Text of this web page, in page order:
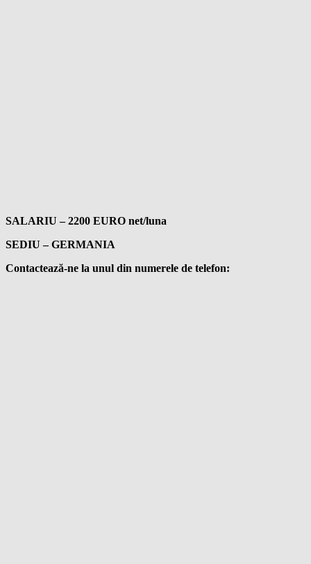
SALARIU – 2200 EURO net/luna
SEDIU – GERMANIA
Contactează-ne la unul din numerele de telefon: